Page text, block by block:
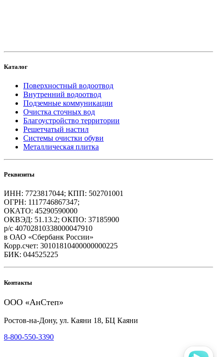
Каталог
Поверхностный водоотвод
Внутренний водоотвод
Подземные коммуникации
Очистка сточных вод
Благоустройство территории
Решетчатый настил
Системы очистки обуви
Металлическая плитка
Реквизиты
ИНН: 7723817044; КПП: 502701001
ОГРН: 1117746867347;
ОКАТО: 45290590000
ОКВЭД: 51.13.2; ОКПО: 37185900
р/с 40702810338000047910
в ОАО «Сбербанк России»
Корр.счет: 30101810400000000225
БИК: 044525225
Контакты
ООО «АнСтеп»
Ростов-на-Дону, ул. Каяни 18, БЦ Каяни
8-800-550-3390